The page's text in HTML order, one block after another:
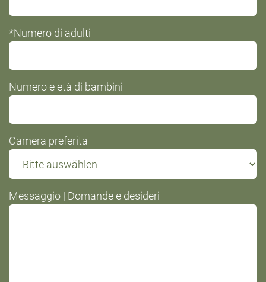
*Numero di adulti
Numero e età di bambini
Camera preferita
Messaggio | Domande e desideri